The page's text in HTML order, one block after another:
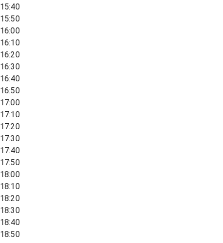
15:40
15:50
16:00
16:10
16:20
16:30
16:40
16:50
17:00
17:10
17:20
17:30
17:40
17:50
18:00
18:10
18:20
18:30
18:40
18:50